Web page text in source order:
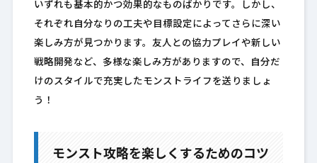
いずれも基本的かつ効果的なものばかりです。しかし、
それぞれ自分なりの工夫や目標設定によってさらに深い
楽しみ方が見つかります。友人との協力プレイや新しい
戦略開発など、多様な楽しみ方がありますので、自分だ
けのスタイルで充実したモンストライフを送りましょ
う！
モンスト攻略を楽しくするためのコツ